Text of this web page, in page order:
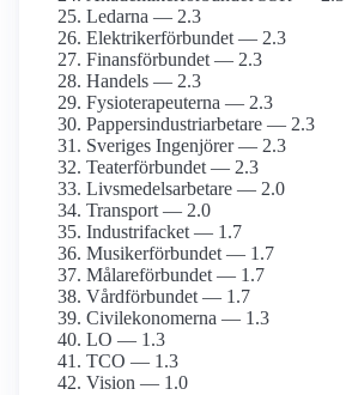
Ledarna — 2.3
Elektriker­förbundet — 2.3
Finans­förbundet — 2.3
Handels — 2.3
Fysioterapeuterna — 2.3
Pappersindustri­arbetare — 2.3
Sveriges Ingenjörer — 2.3
Teater­förbundet — 2.3
Livsmedels­arbetare — 2.0
Transport — 2.0
Industrifacket — 1.7
Musiker­förbundet — 1.7
Målare­förbundet — 1.7
Vårdförbundet — 1.7
Civil­ekonomerna — 1.3
LO — 1.3
TCO — 1.3
Vision — 1.0